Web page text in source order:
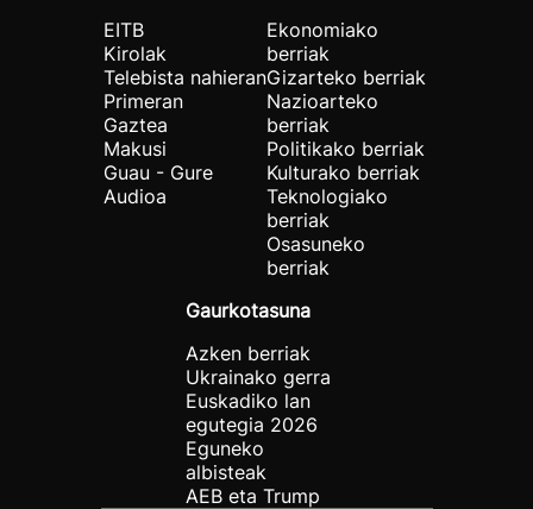
EITB
Kirolak
Telebista nahieran
Primeran
Gaztea
Makusi
Guau - Gure
Audioa
Ekonomiako
berriak
Gizarteko berriak
Nazioarteko
berriak
Politikako berriak
Kulturako berriak
Teknologiako
berriak
Osasuneko
berriak
Gaurkotasuna
Azken berriak
Ukrainako gerra
Euskadiko lan
egutegia 2026
Eguneko
albisteak
AEB eta Trump